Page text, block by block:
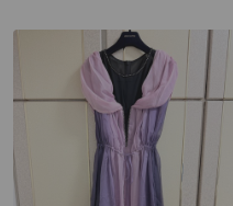
更多相似女裝推薦精品